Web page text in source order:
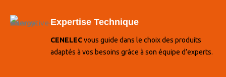
Expertise Technique
CENELECvous guide dans le choix des produits
adaptés à vos besoins grâce à son équipe d’experts.